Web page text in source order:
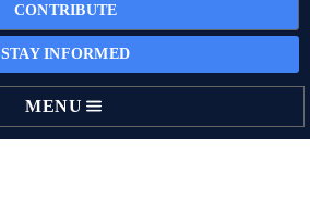
CONTRIBUTE
STAY INFORMED
MENU